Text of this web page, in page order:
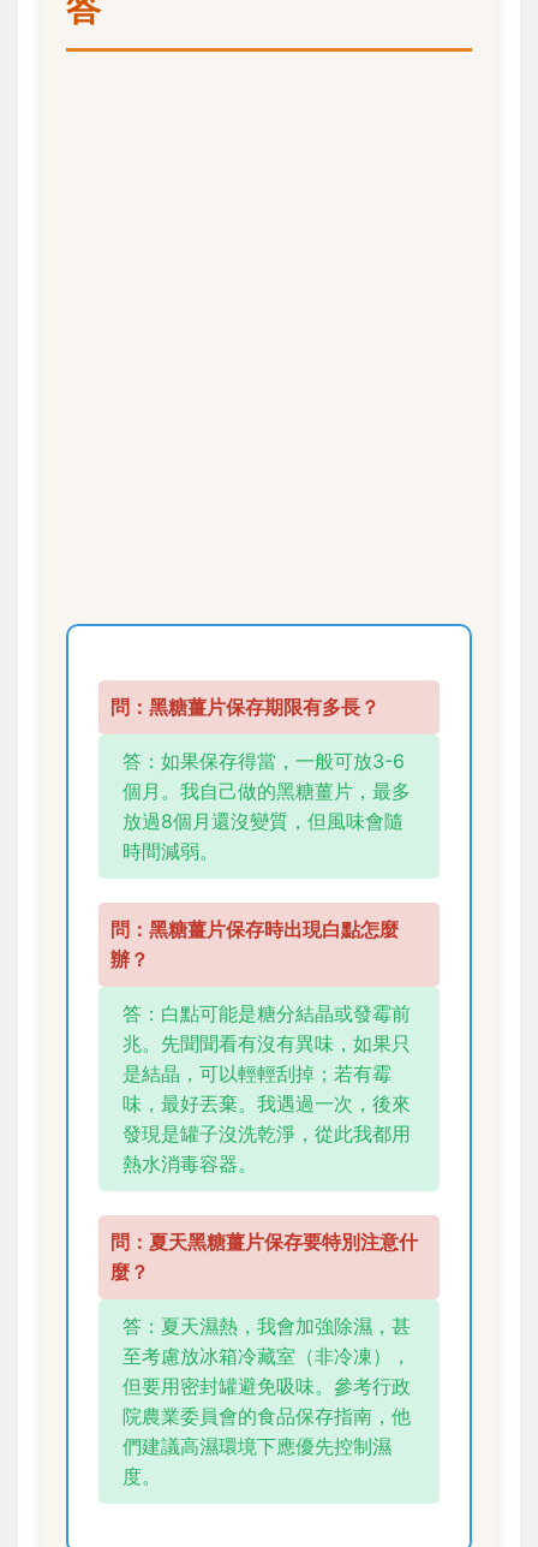
問：黑糖薑片保存期限有多長？
答：如果保存得當，一般可放3-6
個月。我自己做的黑糖薑片，最多
放過8個月還沒變質，但風味會隨
時間減弱。
問：黑糖薑片保存時出現白點怎麼
辦？
答：白點可能是糖分結晶或發霉前
兆。先聞聞看有沒有異味，如果只
是結晶，可以輕輕刮掉；若有霉
味，最好丟棄。我遇過一次，後來
發現是罐子沒洗乾淨，從此我都用
熱水消毒容器。
問：夏天黑糖薑片保存要特別注意什
麼？
答：夏天濕熱，我會加強除濕，甚
至考慮放冰箱冷藏室（非冷凍），
但要用密封罐避免吸味。參考行政
院農業委員會的食品保存指南，他
們建議高濕環境下應優先控制濕
度。